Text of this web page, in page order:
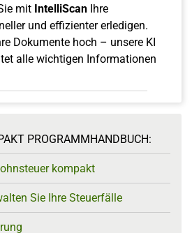
mit IntelliScan Ihre
und effizienter erledigen.
Dokumente hoch – unsere KI
alle wichtigen Informationen
PROGRAMMHANDBUCH:
kompakt
Sie Ihre Steuerfälle